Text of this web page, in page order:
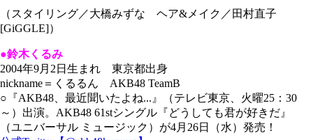
（スタイリング／大橋みずな ヘア&メイク／田村直子
[GiGGLE]）
●鈴木くるみ
2004年9月2日生まれ 東京都出身
nickname＝くるるん AKB48 TeamB
○『AKB48、最近聞いたよね...』（テレビ東京、火曜25：30
～）出演。AKB48 61stシングル『どうしても君が好きだ』
（ユニバーサル ミュージック）が4月26日（水）発売！